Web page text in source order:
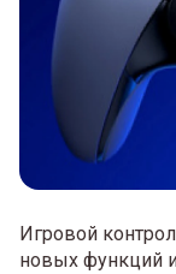
Игровой
новых функций